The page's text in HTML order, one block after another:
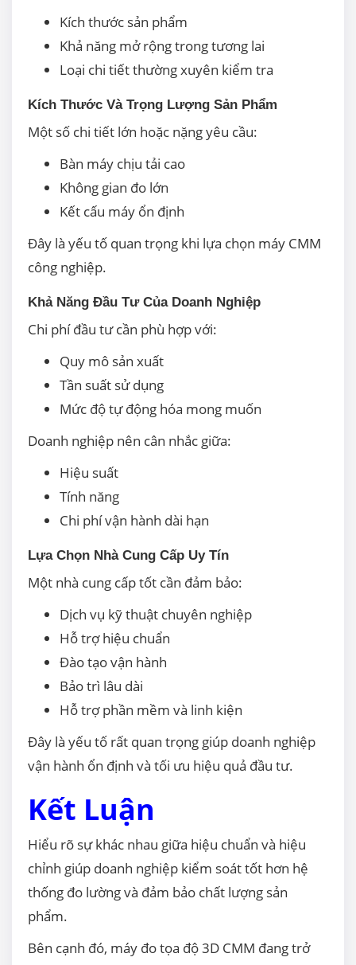
Kích thước sản phẩm
Khả năng mở rộng trong tương lai
Loại chi tiết thường xuyên kiểm tra
Kích Thước Và Trọng Lượng Sản Phẩm
Một số chi tiết lớn hoặc nặng yêu cầu:
Bàn máy chịu tải cao
Không gian đo lớn
Kết cấu máy ổn định
Đây là yếu tố quan trọng khi lựa chọn máy CMM
công nghiệp.
Khả Năng Đầu Tư Của Doanh Nghiệp
Chi phí đầu tư cần phù hợp với:
Quy mô sản xuất
Tần suất sử dụng
Mức độ tự động hóa mong muốn
Doanh nghiệp nên cân nhắc giữa:
Hiệu suất
Tính năng
Chi phí vận hành dài hạn
Lựa Chọn Nhà Cung Cấp Uy Tín
Một nhà cung cấp tốt cần đảm bảo:
Dịch vụ kỹ thuật chuyên nghiệp
Hỗ trợ hiệu chuẩn
Đào tạo vận hành
Bảo trì lâu dài
Hỗ trợ phần mềm và linh kiện
Đây là yếu tố rất quan trọng giúp doanh nghiệp
vận hành ổn định và tối ưu hiệu quả đầu tư.
Kết Luận
Hiểu rõ sự khác nhau giữa hiệu chuẩn và hiệu
chỉnh giúp doanh nghiệp kiểm soát tốt hơn hệ
thống đo lường và đảm bảo chất lượng sản
phẩm.
Bên cạnh đó, máy đo tọa độ 3D CMM đang trở